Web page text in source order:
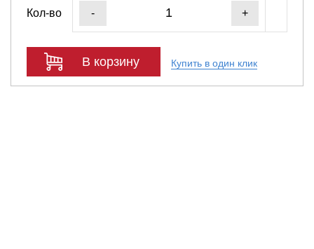
Кол-во - +
В корзину Купить в один клик